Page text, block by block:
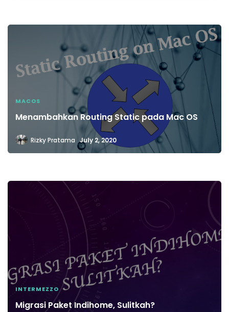
MACOS
Menambahkan Routing Static pada Mac OS
Rizky Pratama July 2, 2020
INTERMEZZO
Migrasi Paket Indihome, Sulitkah?